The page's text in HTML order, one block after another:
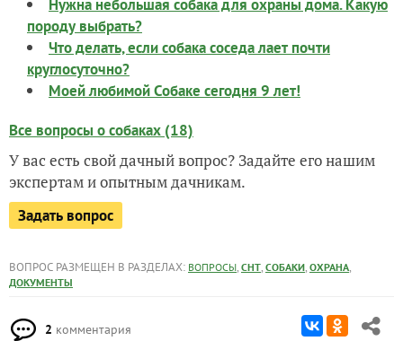
Нужна небольшая собака для охраны дома. Какую
породу выбрать?
Что делать, если собака соседа лает почти
круглосуточно?
Моей любимой Собаке сегодня 9 лет!
Все вопросы о собаках (18)
У вас есть свой дачный вопрос? Задайте его нашим
экспертам и опытным дачникам.
Задать вопрос
ВОПРОС РАЗМЕЩЕН В РАЗДЕЛАХ: ВОПРОСЫ, СНТ, СОБАКИ, ОХРАНА,
ДОКУМЕНТЫ
2 комментария